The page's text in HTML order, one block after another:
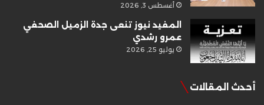
أغسطس 3, 2026
المفيد نيوز تنعى جدة الزميل الصحفي
عمرو رشدي
يوليو 25, 2026
أحدث المقالات